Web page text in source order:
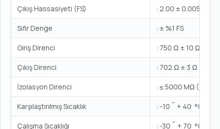
Çıkış Hassasiyeti (FS) : 2.00 ± 0.005mV/V
Sıfır Denge : ± %1 FS
Giriş Direnci : 750 Ω ± 10 Ω
Çıkış Direnci : 702 Ω ± 3 Ω
İzolasyon Direnci : ≤ 5000 MΩ
Karşılaştırılmış Sıcaklık : -10 ˜ + 40 °C
Çalışma Sıcaklığı : -30 ˜ + 70 °C